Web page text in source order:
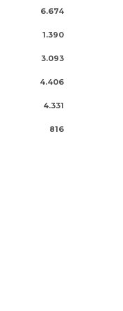
6.674
1.390
3.093
4.406
4.331
816